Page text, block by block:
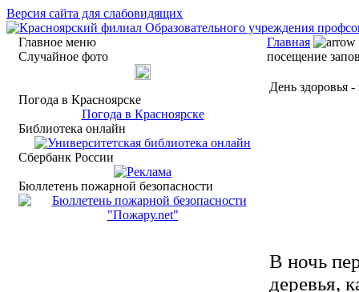
Версия сайта для слабовидящих
Главное меню
Случайное фото
Погода в Красноярске
Погода в Красноярске
Библиотека онлайн
Сбербанк России
Бюллетень пожарной безопасности
Главная
посещение
День здоровья
В ночь
деревья,